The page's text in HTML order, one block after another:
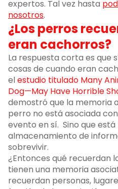
expertos. Tal vez hasta
nosotros.
¿Los perros
eran cachorros?
La respuesta corta es que
cosas de cuando eran
elestudio titulado Many
Dog—May Have Horrible
demostró que la memoria
perro no está asociada
evento en sí. Sino que
almacenamiento de
sobrevivir.
¿Entonces qué recuerdan
tienen una memoria
recuerdan personas,